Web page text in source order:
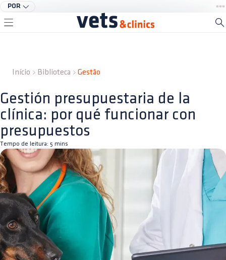
POR
Início Biblioteca Gestão
Gestión presupuestaria de la
clínica: por qué funcionar con
presupuestos
Tempo de leitura: 5 mins